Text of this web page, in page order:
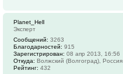
Planet_Hell
Эксперт
Сообщений: 3263
Благодарностей: 915
Зарегистрирован: 08 апр 2013, 16:56
Откуда: Волжский (Волгоград), Россия
Рейтинг: 432